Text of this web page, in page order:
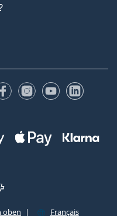
FacebookInstagram
YouTube
oben Français